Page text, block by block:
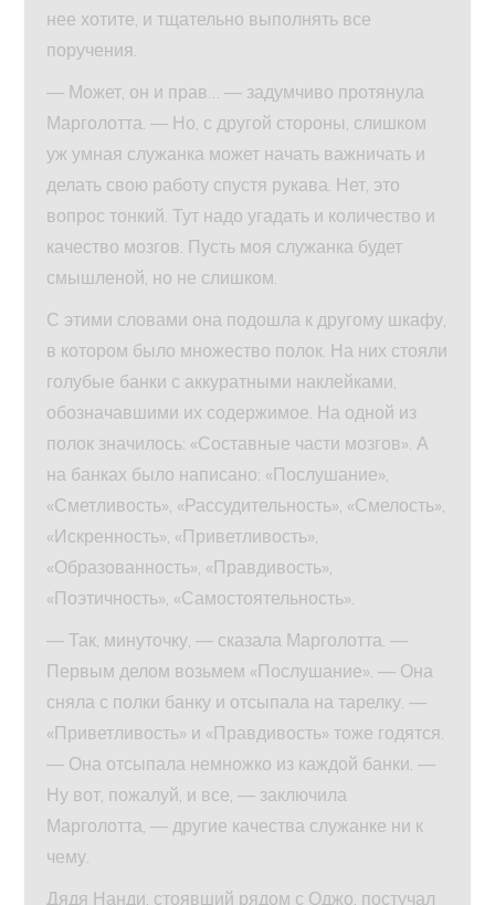
нее хотите, и тщательно выполнять все
поручения.
— Может, он и прав… — задумчиво протянула
Марголотта. — Но, с другой стороны, слишком
уж умная служанка может начать важничать и
делать свою работу спустя рукава. Нет, это
вопрос тонкий. Тут надо угадать и количество и
качество мозгов. Пусть моя служанка будет
смышленой, но не слишком.
С этими словами она подошла к другому шкафу,
в котором было множество полок. На них стояли
голубые банки с аккуратными наклейками,
обозначавшими их содержимое. На одной из
полок значилось: «Составные части мозгов». А
на банках было написано: «Послушание»,
«Сметливость», «Рассудительность», «Смелость»,
«Искренность», «Приветливость»,
«Образованность», «Правдивость»,
«Поэтичность», «Самостоятельность».
— Так, минуточку, — сказала Марголотта. —
Первым делом возьмем «Послушание». — Она
сняла с полки банку и отсыпала на тарелку. —
«Приветливость» и «Правдивость» тоже годятся.
— Она отсыпала немножко из каждой банки. —
Ну вот, пожалуй, и все, — заключила
Марголотта, — другие качества служанке ни к
чему.
Дядя Нанди, стоявший рядом с Оджо, постучал